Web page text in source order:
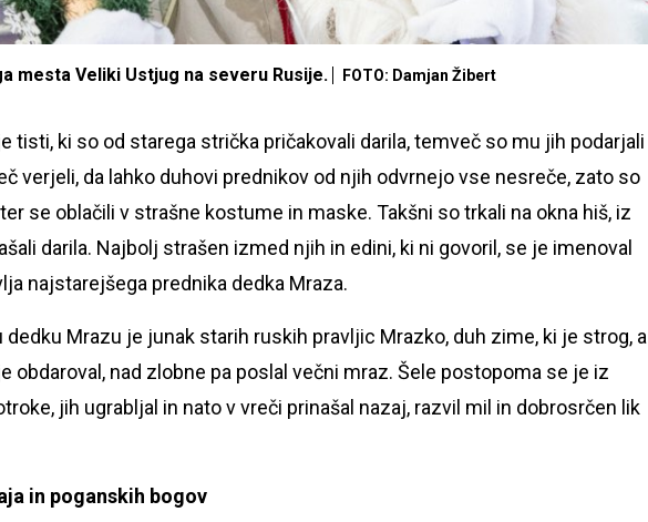
mesta Veliki Ustjug na severu Rusije. FOTO: Damjan Žibert
tisti, ki so od starega strička pričakovali darila, temveč so mu jih podarjali
verjeli, da lahko duhovi prednikov od njih odvrnejo vse nesreče, zato so
se oblačili v strašne kostume in maske. Takšni so trkali na okna hiš, iz
darila. Najbolj strašen izmed njih in edini, ki ni govoril, se je imenoval
najstarejšega prednika dedka Mraza.
Mrazu je junak starih ruskih pravljic Mrazko, duh zime, ki je strog, a
obdaroval, nad zlobne pa poslal večni mraz. Šele postopoma se je iz
jih ugrabljal in nato v vreči prinašal nazaj, razvil mil in dobrosrčen lik
in poganskih bogov